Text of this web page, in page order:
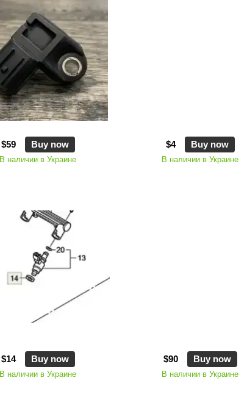
$59 Buy now
В наличии в Украине
$4 Buy now
В наличии в Украине
$14 Buy now
В наличии в Украине
$90 Buy now
В наличии в Украине